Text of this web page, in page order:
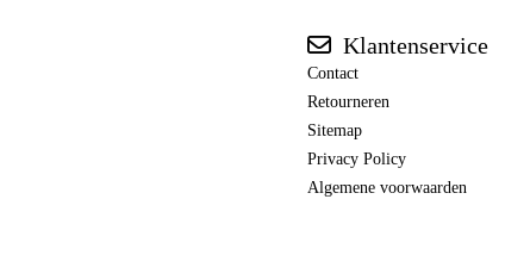
Klantenservice
Contact
Retourneren
Sitemap
Privacy Policy
Algemene voorwaarden